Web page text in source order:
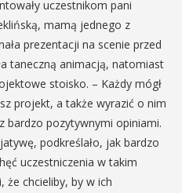
uczestnikom pani
mamą jednego z
prezentacji na scenie przed
taneczną animacją, natomiast
stoisko. – Każdy mógł
projekt, a także wyrazić o nim
bardzo pozytywnymi opiniami.
podkreślało, jak bardzo
uczestniczenia w takim
że chcieliby, by w ich